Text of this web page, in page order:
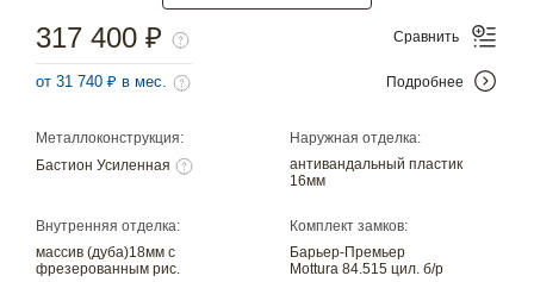
Металлоконструкция:
Бастион Усиленная
Наружная отделка:
антивандальный пластик
16мм
Внутренняя отделка:
массив (дуба)18мм с
фрезерованным рис.
Комплект замков:
Барьер-Премьер
Mottura 84.515 цил. б/р
317 400 ₽
от 31 740 ₽ в мес.
Сравнить
Подробнее